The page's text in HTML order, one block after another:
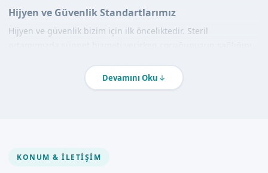
Hijyen ve Güvenlik Standartlarımız
Hijyen ve güvenlik bizim için ilk önceliktedir. Steril
Hizmet Kapsamımız
teknolojileri kullanıyoruz. Kozan sünnet kliniği olarak hizmet
Devamını Oku
KONUM & İLETIŞIM